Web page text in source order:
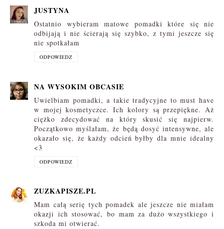
JUSTYNA
Ostatnio wybieram matowe pomadki które się nie
odbijają i nie ścierają się szybko, z tymi jeszcze się
nie spotkałam
ODPOWIEDZ
NA WYSOKIM OBCASIE
Uwielbiam pomadki, a takie tradycyjne to must have
w mojej kosmetyczce. Ich kolory są przepiękne. Aż
ciężko zdecydować na który skusić się najpierw.
Początkowo myślałam, że będą dosyć intensywne, ale
okazało się, że każdy odcień byłby dla mnie idealny
<3
ODPOWIEDZ
ZUZKAPISZE.PL
Mam całą serię tych pomadek ale jeszcze nie miałam
okazji ich stosować, bo mam za dużo wszystkiego i
szkoda mi otwierać.